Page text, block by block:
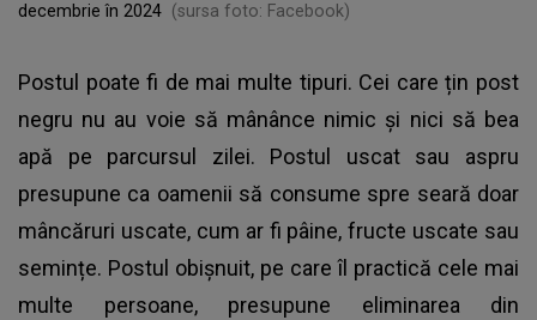
decembrie în 2024 (sursa foto: Facebook)
Postul poate fi de mai multe tipuri. Cei care țin post
negru nu au voie să mânânce nimic și nici să bea
apă pe parcursul zilei. Postul uscat sau aspru
presupune ca oamenii să consume spre seară doar
mâncăruri uscate, cum ar fi pâine, fructe uscate sau
semințe. Postul obișnuit, pe care îl practică cele mai
multe persoane, presupune eliminarea din